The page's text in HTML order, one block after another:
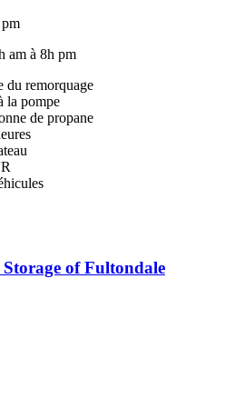
am à 8h pm
du remorquage
la pompe
de propane
of Fultondale